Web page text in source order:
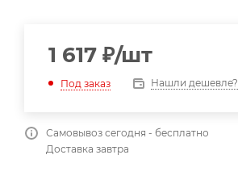
1 617 ₽/шт
Под заказ Нашли дешевле?
Самовывоз сегодня - бесплатно
Доставка завтра